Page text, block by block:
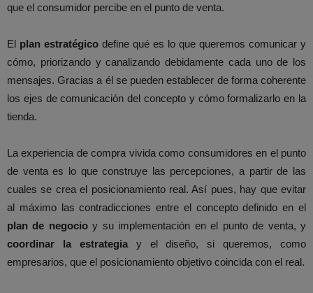
que el consumidor percibe en el punto de venta.
El plan estratégico define qué es lo que queremos comunicar y
cómo, priorizando y canalizando debidamente cada uno de los
mensajes. Gracias a él se pueden establecer de forma coherente
los ejes de comunicación del concepto y cómo formalizarlo en la
tienda.
La experiencia de compra vivida como consumidores en el punto
de venta es lo que construye las percepciones, a partir de las
cuales se crea el posicionamiento real. Así pues, hay que evitar
al máximo las contradicciones entre el concepto definido en el
plan de negocioy su implementación en el punto de venta, y
coordinar la estrategiay el diseño, si queremos, como
empresarios, que el posicionamiento objetivo coincida con el real.